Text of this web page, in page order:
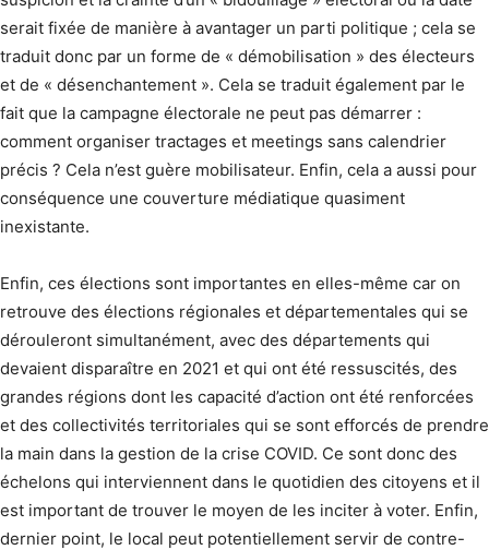
serait fixée de manière à avantager un parti politique ; cela se
traduit donc par un forme de « démobilisation » des électeurs
et de « désenchantement ». Cela se traduit également par le
fait que la campagne électorale ne peut pas démarrer :
comment organiser tractages et meetings sans calendrier
précis ? Cela n’est guère mobilisateur. Enfin, cela a aussi pour
conséquence une couverture médiatique quasiment
inexistante.
Enfin, ces élections sont importantes en elles-même car on
retrouve des élections régionales et départementales qui se
dérouleront simultanément, avec des départements qui
devaient disparaître en 2021 et qui ont été ressuscités, des
grandes régions dont les capacité d’action ont été renforcées
et des collectivités territoriales qui se sont efforcés de prendre
la main dans la gestion de la crise COVID. Ce sont donc des
échelons qui interviennent dans le quotidien des citoyens et il
est important de trouver le moyen de les inciter à voter. Enfin,
dernier point, le local peut potentiellement servir de contre-